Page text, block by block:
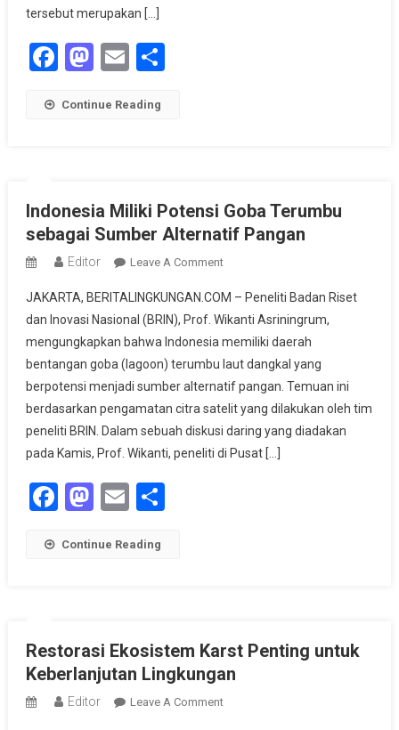
tersebut merupakan […]
Facebook
Mastodon
EmailShare
Continue Reading
Indonesia Miliki Potensi Goba Terumbu
sebagai Sumber Alternatif Pangan
Editor Leave A CommentOn
Miliki
Potensi
Goba
Terumbu
Sebagai
Sumber
Alternatif
Pangan
JAKARTA, BERITALINGKUNGAN.COM – Peneliti Badan Riset
dan Inovasi Nasional (BRIN), Prof. Wikanti Asriningrum,
mengungkapkan bahwa Indonesia memiliki daerah
bentangan goba (lagoon) terumbu laut dangkal yang
berpotensi menjadi sumber alternatif pangan. Temuan ini
berdasarkan pengamatan citra satelit yang dilakukan oleh tim
peneliti BRIN. Dalam sebuah diskusi daring yang diadakan
pada Kamis, Prof. Wikanti, peneliti di Pusat […]
Facebook
Mastodon
EmailShare
Continue Reading
Restorasi Ekosistem Karst Penting untuk
Keberlanjutan Lingkungan
Editor Leave A CommentOn